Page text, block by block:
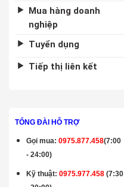
Mua hàng doanh
nghiệp
Tuyển dụng
Tiếp thị liên kết
TỔNG ĐÀI HỖ TRỢ
Gọi mua:0975.877.458(7:00
- 24:00)
Kỹ thuật:0975.977.458 (7:30